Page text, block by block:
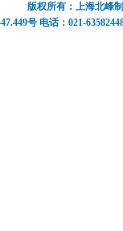
版权所有：上海北峰
号 电话：021-